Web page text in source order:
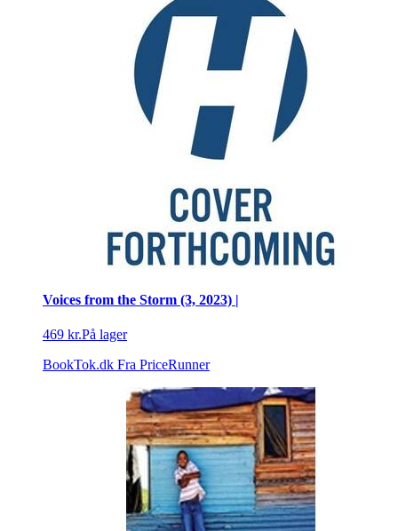
Voices from the Storm (3, 2023) |
469 kr.På lager
BookTok.dk Fra PriceRunner